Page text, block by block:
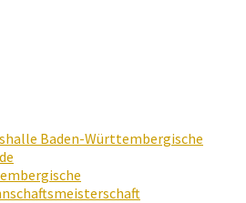
Baden-Württembergische